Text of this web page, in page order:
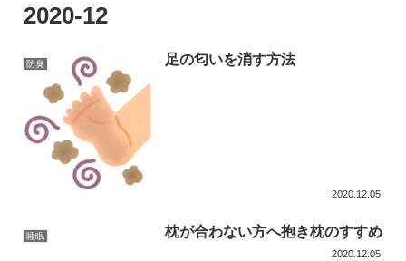
2020-12
防臭 足の匂いを消す方法
2020.12.05
睡眠 枕が合わない方へ抱き枕のすすめ
2020.12.05